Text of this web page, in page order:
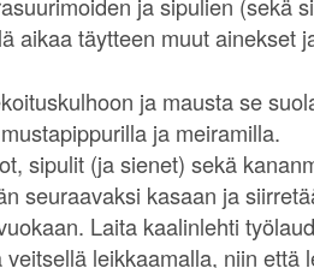
aikaa täytteen muut ainekset
ja mausta se
ja meiramilla.
sipulit (ja sienet) sekä
seuraavaksi kasaan ja
Laita kaalinlehti
leikkaamalla, niin että